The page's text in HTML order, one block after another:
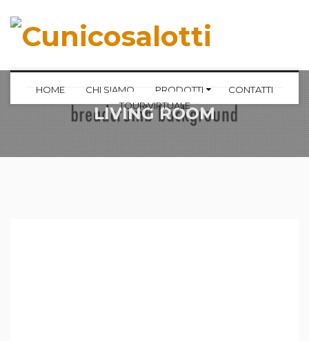
HOME CHI SIAMO PRODOTTI
CONTATTI
TOUR VIRTUALE
LIVING ROOM